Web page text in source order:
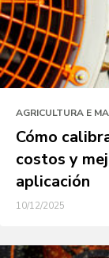
AGRICULTURA E
Cómo
costos y
aplicación
10/12/2025